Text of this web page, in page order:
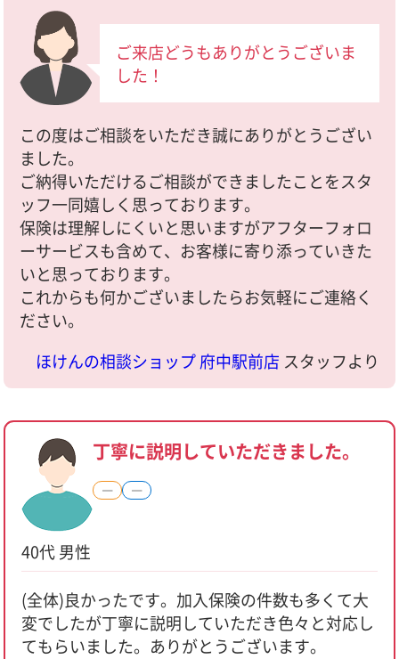
ご来店どうもありがとうございま
した！
この度はご相談をいただき誠にありがとうござい
ました。
ご納得いただけるご相談ができましたことをスタ
ッフ一同嬉しく思っております。
保険は理解しにくいと思いますがアフターフォロ
ーサービスも含めて、お客様に寄り添っていきた
いと思っております。
これからも何かございましたらお気軽にご連絡く
ださい。
ほけんの相談ショップ 府中駅前店 スタッフより
40代 男性
丁寧に説明していただきました。
― ―
(全体)良かったです。加入保険の件数も多くて大
変でしたが丁寧に説明していただき色々と対応し
てもらいました。ありがとうございます。